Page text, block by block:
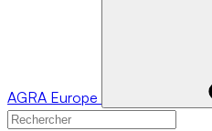
AGRA Europe